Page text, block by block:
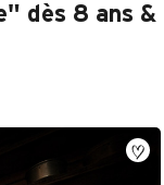
dès 8 ans &